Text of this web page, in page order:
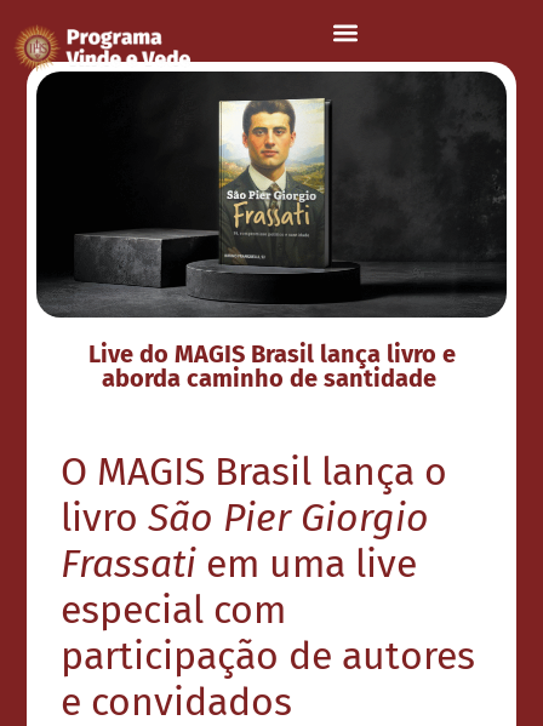
Live do MAGIS Brasil lança livro e
aborda caminho de santidade
O MAGIS Brasil lança o
livroSão Pier Giorgio
Frassati em uma live
especial com
participação de autores
e convidados